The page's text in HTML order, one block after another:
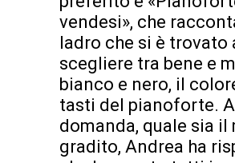
vendesi», che
ladro che si è trovato
scegliere tra bene e
bianco e nero, il
tasti del pianoforte.
domanda, quale sia il
gradito, Andrea ha